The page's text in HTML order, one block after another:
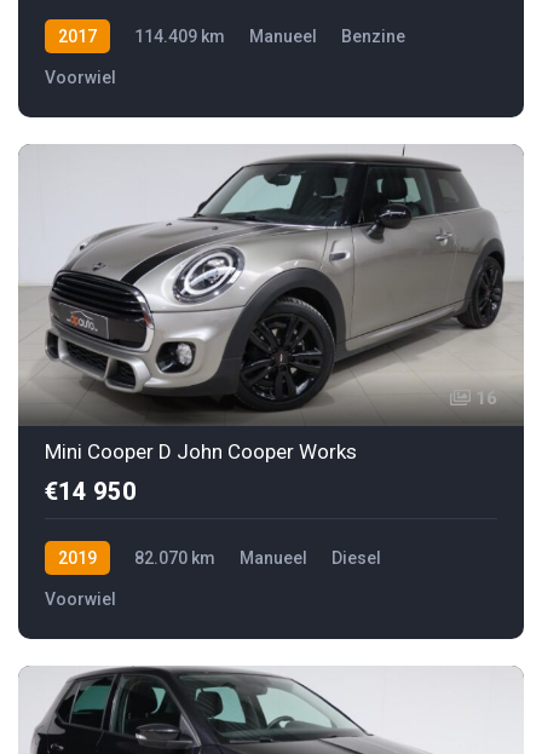
2017 114.409 km Manueel Benzine
Voorwiel
16
Mini Cooper D John Cooper Works
€14 950
2019 82.070 km Manueel Diesel
Voorwiel